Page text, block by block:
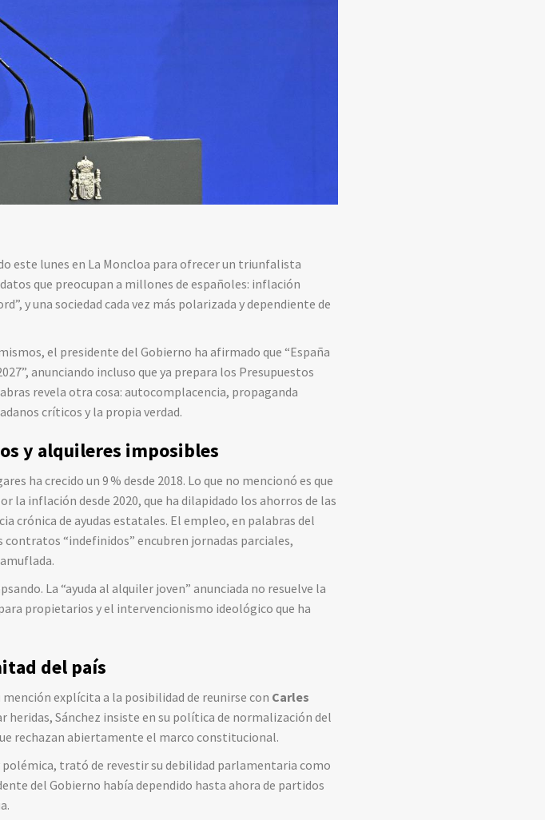
este lunes en La Moncloa para ofrecer un triunfalista
que preocupan a millones de españoles: inflación
y una sociedad cada vez más polarizada y dependiente de
el presidente del Gobierno ha afirmado que “España
anunciando incluso que ya prepara los Presupuestos
revela otra cosa: autocomplacencia, propaganda
críticos y la propia verdad.
y alquileres imposibles
ha crecido un 9 % desde 2018. Lo que no mencionó es que
la inflación desde 2020, que ha dilapidado los ahorros de las
crónica de ayudas estatales. El empleo, en palabras del
“indefinidos” encubren jornadas parciales,
La “ayuda al alquiler joven” anunciada no resuelve la
propietarios y el intervencionismo ideológico que ha
del país
explícita a la posibilidad de reunirse con Carles
heridas, Sánchez insiste en su política de normalización del
rechazan abiertamente el marco constitucional.
trató de revestir su debilidad parlamentaria como
del Gobierno había dependido hasta ahora de partidos